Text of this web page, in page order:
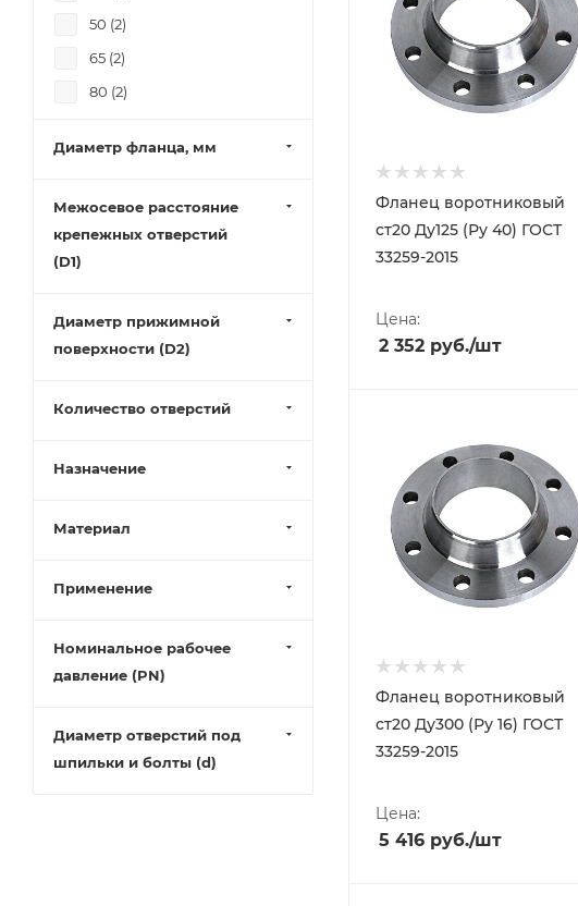
Фланец воротниковый
ст20 Ду125 (Ру 40) ГОСТ
33259-2015
Цена:
2 352 руб./шт
Фланец воротниковый
ст20 Ду300 (Ру 16) ГОСТ
33259-2015
Цена:
5 416 руб./шт
50 (2)
65 (2)
80 (2)
125 (
350 ( )
400 (
Диаметр фланца, мм
Межосевое расстояние
крепежных отверстий
(D1)
Диаметр прижимной
поверхности (D2)
Количество отверстий
Назначение
Материал
Применение
Номинальное рабочее
давление (PN)
Диаметр отверстий под
шпильки и болты (d)